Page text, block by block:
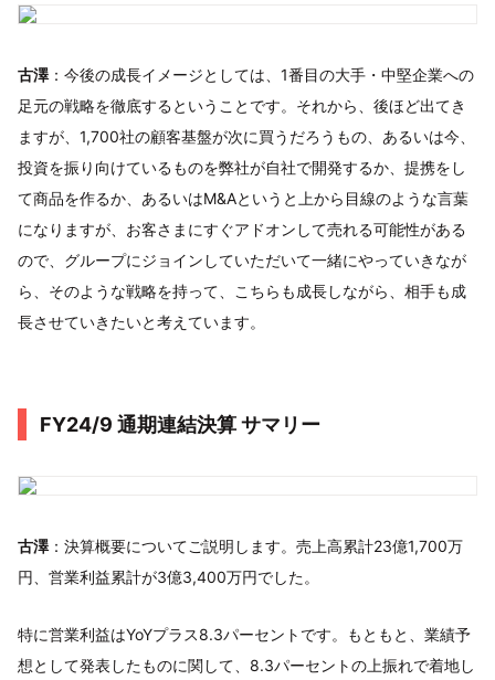
古澤：今後の成長イメージとしては、1番目の大手・中堅企業への
足元の戦略を徹底するということです。それから、後ほど出てき
ますが、1,700社の顧客基盤が次に買うだろうもの、あるいは今、
投資を振り向けているものを弊社が自社で開発するか、提携をし
て商品を作るか、あるいはM&Aというと上から目線のような言葉
になりますが、お客さまにすぐアドオンして売れる可能性がある
ので、グループにジョインしていただいて一緒にやっていきなが
ら、そのような戦略を持って、こちらも成長しながら、相手も成
長させていきたいと考えています。
FY24/9 通期連結決算 サマリー
古澤：決算概要についてご説明します。売上高累計23億1,700万
円、営業利益累計が3億3,400万円でした。
特に営業利益はYoYプラス8.3パーセントです。もともと、業績予
想として発表したものに関して、8.3パーセントの上振れで着地し